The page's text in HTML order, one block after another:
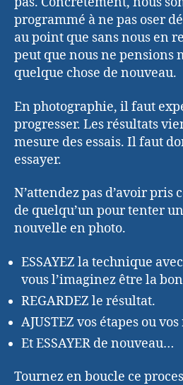
programmé à ne pas oser
au point que sans nous en
peut que nous ne pensions
quelque chose de nouveau.
En photographie, il faut
progresser. Les résultats
mesure des essais. Il faut
essayer.
N’attendez pas d’avoir pris
de quelqu’un pour tenter
nouvelle en photo.
ESSAYEZ la technique
vous l’imaginez être la
REGARDEZ le résultat.
AJUSTEZ vos étapes ou
Et ESSAYER de nouveau…
Tournez en boucle ce